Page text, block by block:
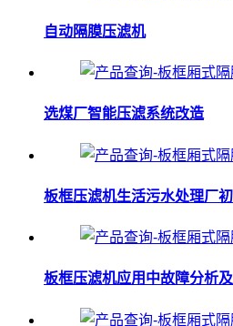
自动隔膜压滤机
选煤厂智能压滤系统改造
板框压滤机生活污水处理厂
板框压滤机应用中故障分析